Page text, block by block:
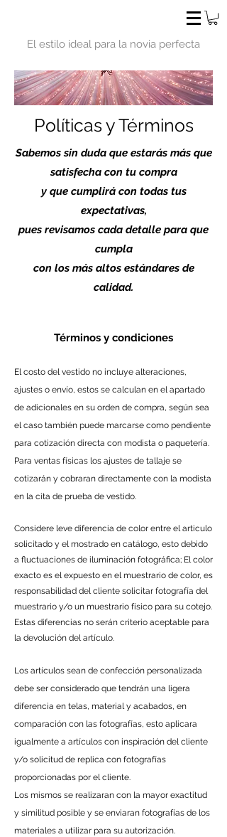
El estilo ideal para la novia perfecta
Sabemos sin duda que estarás más que
satisfecha con tu compra
y que cumplirá con todas tus
expectativas,
pues revisamos cada detalle para que
cumpla
con los más altos estándares de
calidad.
Términos y condiciones
El costo del vestido no incluye alteraciones,
ajustes o envío, estos se calculan en el apartado
de adicionales en su orden de compra, según sea
el caso también puede marcarse como pendiente
para cotización directa con modista o paquetería.
Para ventas físicas los ajustes de tallaje se
cotizarán y cobraran directamente con la modista
en la cita de prueba de vestido.
Considere leve diferencia de color entre el articulo
solicitado y el mostrado en catálogo, esto debido
a fluctuaciones de iluminación fotográfica; El color
exacto es el expuesto en el muestrario de color, es
responsabilidad del cliente solicitar fotografía del
muestrario y/o un muestrario físico para su cotejo.
Estas diferencias no serán criterio aceptable para
la devolución del artículo.
Los artículos sean de confección personalizada
debe ser considerado que tendrán una ligera
diferencia en telas, material y acabados, en
comparación con las fotografías, esto aplicara
igualmente a artículos con inspiración del cliente
y/o solicitud de replica con fotografías
proporcionadas por el cliente.
Los mismos se realizaran con la mayor exactitud
y similitud posible y se enviaran fotografías de los
materiales a utilizar para su autorización.
Políticas y Términos